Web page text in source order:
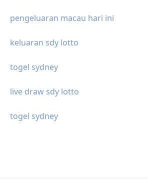
pengeluaran macau hari ini
keluaran sdy lotto
togel sydney
live draw sdy lotto
togel sydney